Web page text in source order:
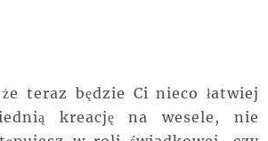
teraz będzie Ci nieco łatwiej
kreację na wesele, nie